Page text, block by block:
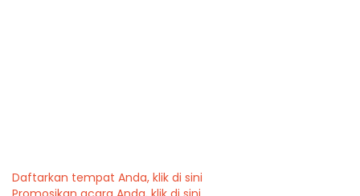
Daftarkan tempat Anda, klik di sini